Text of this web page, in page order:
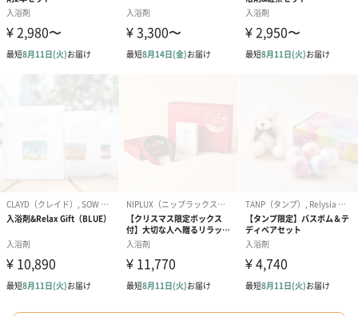
ード（Thank you）ピ
刷なし）（
ラッピング
ギフトラッピングを施してお届けいたします。